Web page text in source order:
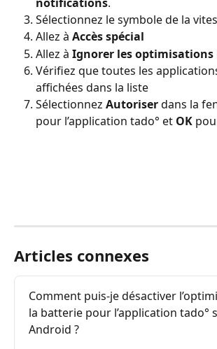
Sélectionnez le symbole de la
Allez à Accès spécial
Allez à Ignorer les
Vérifiez que toutes les
affichées dans la liste
Sélectionnez Autoriser dans la
pour l’application tado° et OK
Articles connexes
Comment puis-je désactiver
la batterie pour l’application tado°
Android ?